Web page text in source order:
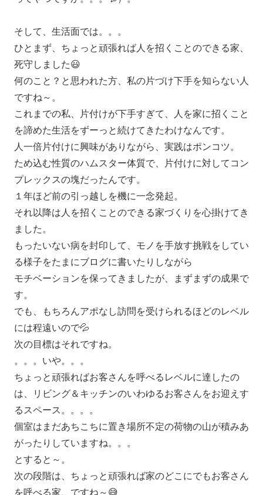
そして、生活面では。。。
ひとまず、ちょっと頑張れば人を招くことのできる家、
死守しました😃
何のこと？と思われた方、私の片づけ下手を知らない人
ですね～。
これまでの私、片付けが下手すぎて、人を家に招くこと
を諦めた生活をずーっと続けてきたわけなんです。
人一倍片付けに興味がありながら、実践はポンコツ。
ため込む性質のハムスター体質で、片付けに対してコン
プレックスの塊だったんです。
１年ほど前の引っ越しを機に一念発起。
それ以降は人を招くことのできる家づくりを心掛けてき
ました。
もったいない病を封印して、モノを手放す挑戦をしてい
る様子をたまにブログに書いたりしながら
モチベーションを保ってきましたが、まずまずの成果で
す。
でも、もちろんアポなし訪問を受けられるほどのレベル
には程遠いので💦
次の目標はそれですね。
。。。いや。。。
ちょっと頑張ればお客さんを呼べるレベルに達したの
は、リビング＆キッチンのいわゆるお客さんをお迎えす
るスペース。。。。
個室はまだあちこちに置き場所不定の荷物の山が積みあ
がったりしていますね。。。
とすると～。
次の段階は、ちょっと頑張れば家のどこにでもお客さん
を呼べる家、ですね～😅